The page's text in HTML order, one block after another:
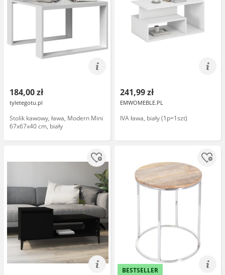
184,00 zł
tyletegotu.pl
Stolik kawowy, ława, Modern Mini
67x67x40 cm, biały
241,99 zł
EMWOMEBLE.PL
IVA ława, biały (1p=1szt)
BESTSELLER